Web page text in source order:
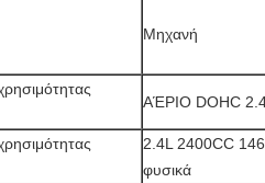
Μηχανή
ΑΈΡΙΟ DOHC
2.4L 2400CC
φυσικά